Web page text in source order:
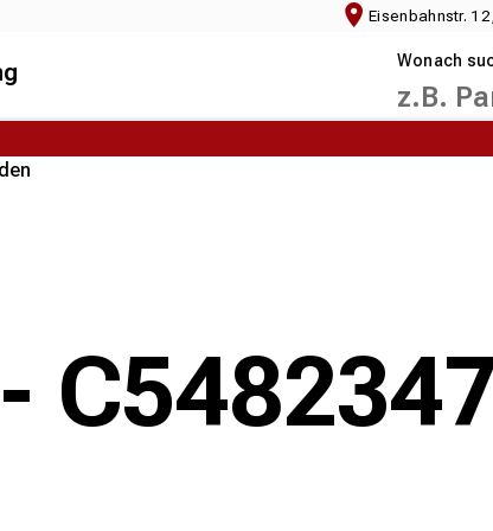
Eisenbahnstr.
Wonach